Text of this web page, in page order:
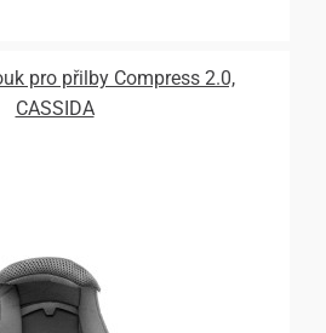
pro přilby Compress 2.0,
CASSIDA